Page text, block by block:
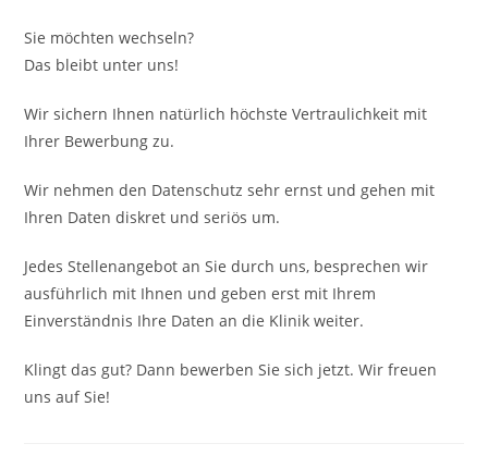
Sie möchten wechseln?
Das bleibt unter uns!
Wir sichern Ihnen natürlich höchste Vertraulichkeit mit
Ihrer Bewerbung zu.
Wir nehmen den Datenschutz sehr ernst und gehen mit
Ihren Daten diskret und seriös um.
Jedes Stellenangebot an Sie durch uns, besprechen wir
ausführlich mit Ihnen und geben erst mit Ihrem
Einverständnis Ihre Daten an die Klinik weiter.
Klingt das gut? Dann bewerben Sie sich jetzt. Wir freuen
uns auf Sie!